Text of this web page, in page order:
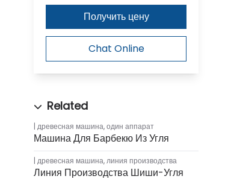
Получить цену
Chat Online
древесная машина,один аппарат
Машина Для Барбекю Из Угля
древесная машина,линия производства
Линия Производства Шиши-Угля